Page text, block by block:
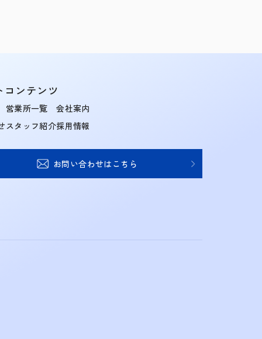
コンテンツ
営業所一覧
スタッフ紹介
会社案内
採用情報
お問い合わせはこちら